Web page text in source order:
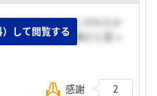
ものづくりにあこがれたか
貢献性の高い仕事だと思っ
して閲覧する
感謝 2